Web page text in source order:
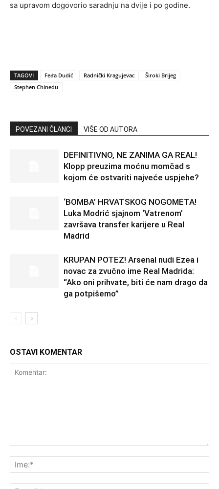
sa upravom dogovorio saradnju na dvije i po godine.
TAGOVI Feđa Dudić Radnički Kragujevac
Široki Brijeg
Stephen Chinedu
POVEZANI ČLANCI VIŠE OD AUTORA
DEFINITIVNO, NE ZANIMA GA REAL!
Klopp preuzima moćnu momčad s
kojom će ostvariti najveće uspjehe?
‘BOMBA’ HRVATSKOG NOGOMETA!
Luka Modrić sjajnom ‘Vatrenom’
završava transfer karijere u Real
Madrid
KRUPAN POTEZ! Arsenal nudi Ezea i
novac za zvučno ime Real Madrida:
“Ako oni prihvate, biti će nam drago da
ga potpišemo”
OSTAVI KOMENTAR